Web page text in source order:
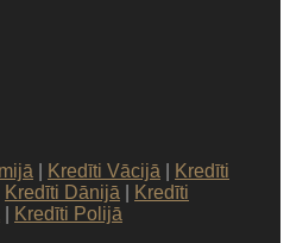
Kredīti Vācijā
Kredīti
Kredīti Dānijā
Kredīti
Kredīti Polijā